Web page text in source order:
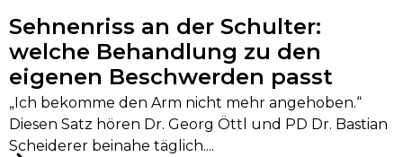
Sehnenriss an der Schulter:
welche Behandlung zu den
eigenen Beschwerden passt
„Ich bekomme den Arm nicht mehr angehoben.“
Diesen Satz hören Dr. Georg Öttl und PD Dr. Bastian
Scheiderer beinahe täglich....